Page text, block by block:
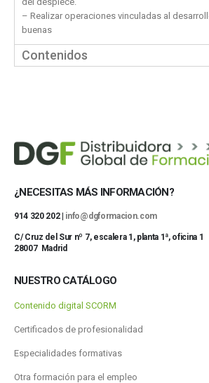
– Realizar operaciones vinculadas al
buenas
Contenidos
¿NECESITAS MÁS INFORMACIÓN?
914 320 202 | info@dgformacion.com
C/ Cruz del Sur nº 7, escalera 1, planta 1ª, oficina 1
28007 Madrid
NUESTRO CATÁLOGO
Contenido digital SCORM
Certificados de profesionalidad
Especialidades formativas
Otra formación para el empleo